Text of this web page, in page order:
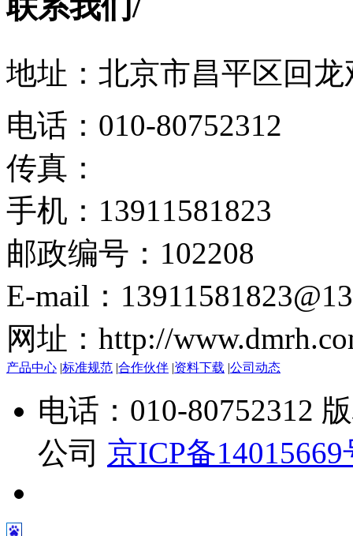
地址：北京市昌平区回
电话：010-80752312
传真：
手机：13911581823
邮政编号：102208
E-mail：
网址：http://
产品中心 |标准规范 |合作伙伴 |资料下载 |公司动态
电话：010-80752312
公司 京ICP备14015669